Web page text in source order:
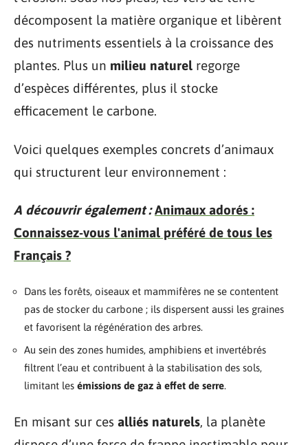
décomposent la matière organique et libèrent
des nutriments essentiels à la croissance des
plantes. Plus un milieu naturel regorge
d’espèces différentes, plus il stocke
efficacement le carbone.
Voici quelques exemples concrets d’animaux
qui structurent leur environnement :
A découvrir également : Animaux adorés :
Connaissez-vous l'animal préféré de tous les
Français ?
Dans les forêts, oiseaux et mammifères ne se contentent
pas de stocker du carbone ; ils dispersent aussi les graines
et favorisent la régénération des arbres.
Au sein des zones humides, amphibiens et invertébrés
filtrent l’eau et contribuent à la stabilisation des sols,
limitant les émissions de gaz à effet de serre.
En misant sur ces alliés naturels, la planète